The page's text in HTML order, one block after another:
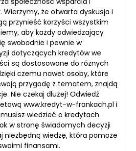
że otwarta dyskusja i
przynieść korzyści wszystkim
aby każdy odwiedzający
swobodnie i pewnie w
dotyczących kredytów we
są dostosowane do różnych
czemu nawet osoby, które
przygodę z tematem, znajdą
Nie czekaj dłużej! Odwiedź
www.kredyt-w-frankach.pl i
wiedzieć o kredytach
w stronę świadomych decyzji
niezbędną wiedzę, która pomoże
finansami.